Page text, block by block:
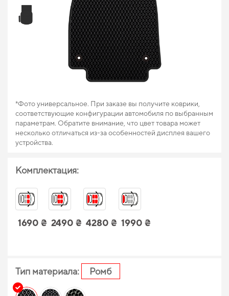
*Фото универсальное. При заказе вы получите коврики,
соответствующие конфигурации автомобиля по выбранным
параметрам. Обратите внимание, что цвет товара может
несколько отличаться из-за особенностей дисплея вашего
устройства.
Комплектация:
1690 ₴ 2490 ₴ 4280 ₴ 1990 ₴
Тип материала: Ромб